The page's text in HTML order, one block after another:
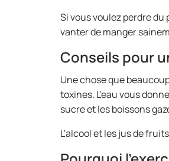
Si vous voulez perdre
vanter de manger
Conseils pour
Une chose que
toxines. L'eau vous
sucre et les boissons
L'alcool et les jus de